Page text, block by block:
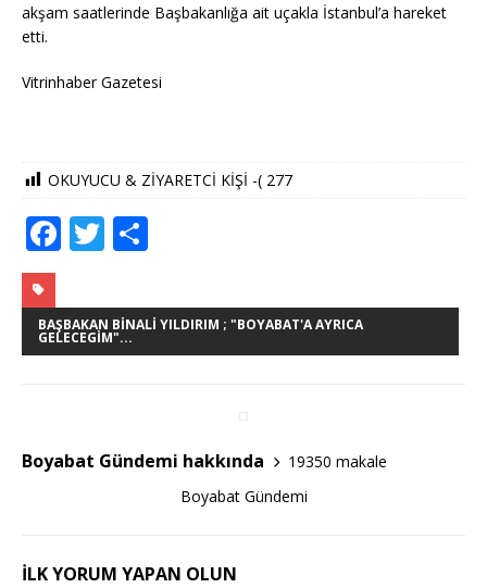
akşam saatlerinde Başbakanlığa ait uçakla İstanbul’a hareket
etti.
Vitrinhaber Gazetesi
OKUYUCU & ZİYARETCİ KİŞİ -( 277
F
c
e
o
k
T
it
te
ar
e
BAŞBAKAN BINALI YILDIRIM ; "BOYABAT'A AYRICA
GELECEGIM"...
Boyabat Gündemi hakkında
19350 makale
Boyabat Gündemi
İLK YORUM YAPAN OLUN